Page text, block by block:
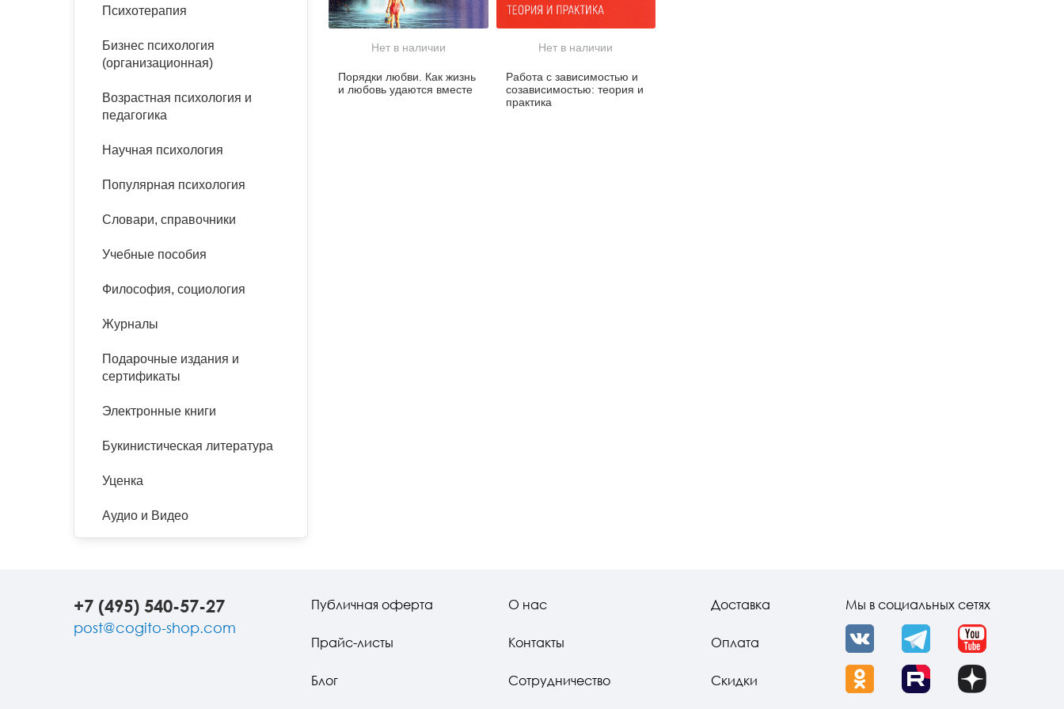
панические атаки
Психодрама
Сказкотерапия
психотерапии
Классический, эриксоновский
эргономика
Социальная психология
Психология развития
организационная психология
психоанализ
Психотерапия
Бизнес психология
(организационная)
Возрастная психология и
педагогика
Научная психология
Популярная психология
Словари, справочники
Учебные пособия
Философия, социология
Журналы
Подарочные издания и
сертификаты
Электронные книги
Букинистическая литература
Уценка
Аудио и Видео
Нет в наличии
Порядки любви. Как жизнь
и любовь удаются вместе
Нет в наличии
Работа с зависимостью и
созависимостью: теория и
практика
+7 (495) 540-57-27
post@cogito-shop.com
Публичная оферта
Прайс-листы
Блог
О нас
Контакты
Сотрудничество
Доставка
Оплата
Скидки
Мы в социальных сетях
VK Telegram YouTube
OK Rutube Dzen